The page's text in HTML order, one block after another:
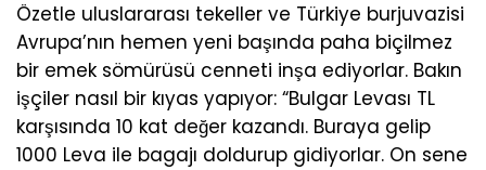
Özetle uluslararası tekeller ve Türkiye burjuvazisi
Avrupa’nın hemen yeni başında paha biçilmez
bir emek sömürüsü cenneti inşa ediyorlar. Bakın
işçiler nasıl bir kıyas yapıyor: “Bulgar Levası TL
karşısında 10 kat değer kazandı. Buraya gelip
1000 Leva ile bagajı doldurup gidiyorlar. On sene